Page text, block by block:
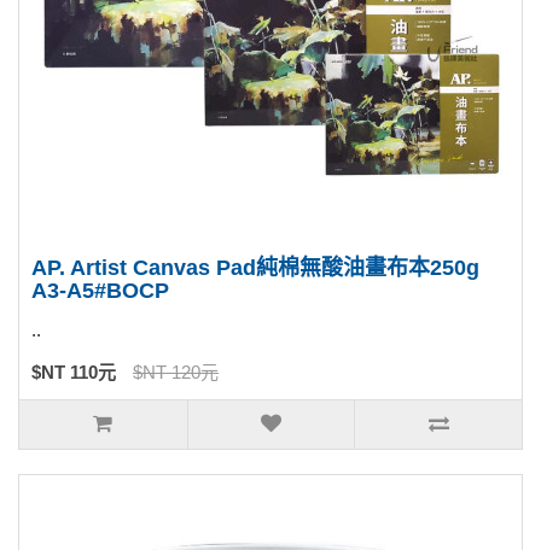
AP. Artist Canvas Pad純棉無酸油畫布本250g
A3-A5#BOCP
..
$NT 110元 $NT 120元